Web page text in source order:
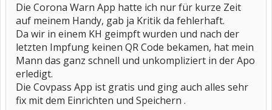
Die Corona Warn App hatte ich nur für kurze Zeit
auf meinem Handy, gab ja Kritik da fehlerhaft.
Da wir in einem KH geimpft wurden und nach der
letzten Impfung keinen QR Code bekamen, hat mein
Mann das ganz schnell und unkompliziert in der Apo
erledigt.
Die Covpass App ist gratis und ging auch alles sehr
fix mit dem Einrichten und Speichern .